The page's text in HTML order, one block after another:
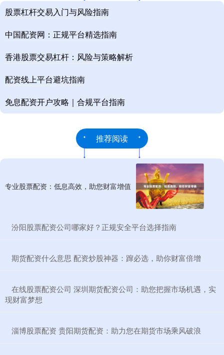
股票杠杆交易入门与风险指南
中国配资网：正规平台精选指南
香港股票交易杠杆：风险与策略解析
配资线上平台避坑指南
免息配资开户攻略｜合规平台指南
推荐阅读
专业股票配资：低息高效，助您财富增值
​汾阳股票配资公司哪家好？正规安全平台选择指南
​期货配资什么意思 配资炒股神器：蹿必选，助你财富倍增
​在线股票配资公司 深圳期货配资公司：助您把握市场机遇，实
现财富梦想
​淄博股票配资 贵阳期货配资：助力您在期货市场乘风破浪